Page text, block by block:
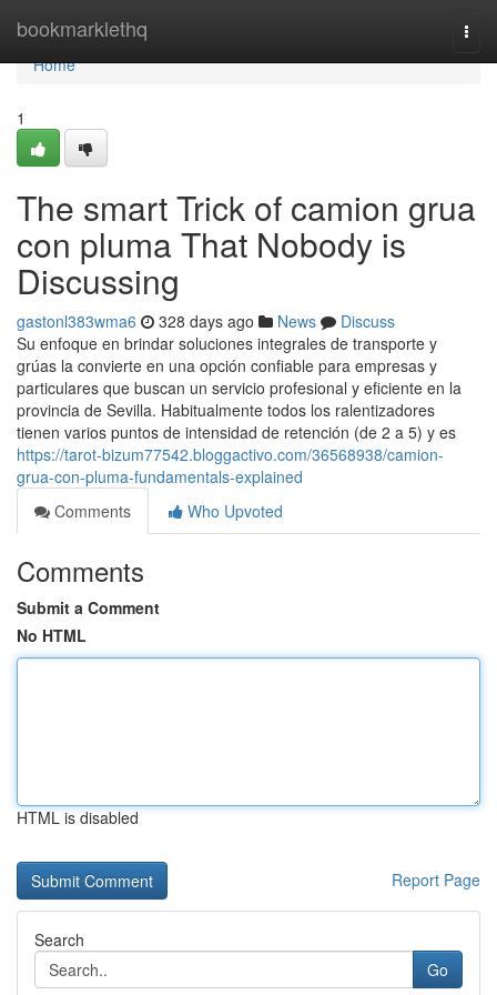
bookmarklethq
Home
Home
1
The smart Trick of camion grua
con pluma That Nobody is
Discussing
gastonl383wma6 328 days ago News
Discuss
Su enfoque en brindar soluciones integrales de transporte y
grúas la convierte en una opción confiable para empresas y
particulares que buscan un servicio profesional y eficiente en la
provincia de Sevilla. Habitualmente todos los ralentizadores
tienen varios puntos de intensidad de retención (de 2 a 5) y es
https://tarot-bizum77542.bloggactivo.com/36568938/camion-
grua-con-pluma-fundamentals-explained
Comments
Who Upvoted
Comments
Submit a Comment
No HTML
HTML is disabled
Report Page
Search
Go